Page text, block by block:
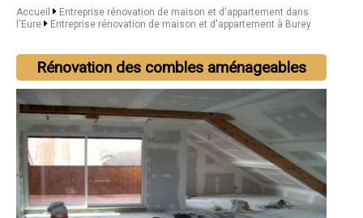
Accueil
Entreprise rénovation de maison et d'appartement dans
l'Eure
Entreprise rénovation de maison et d'appartement à Burey
Rénovation des combles aménageables